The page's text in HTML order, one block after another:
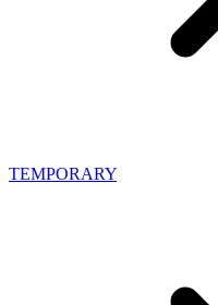
TEMPORARY